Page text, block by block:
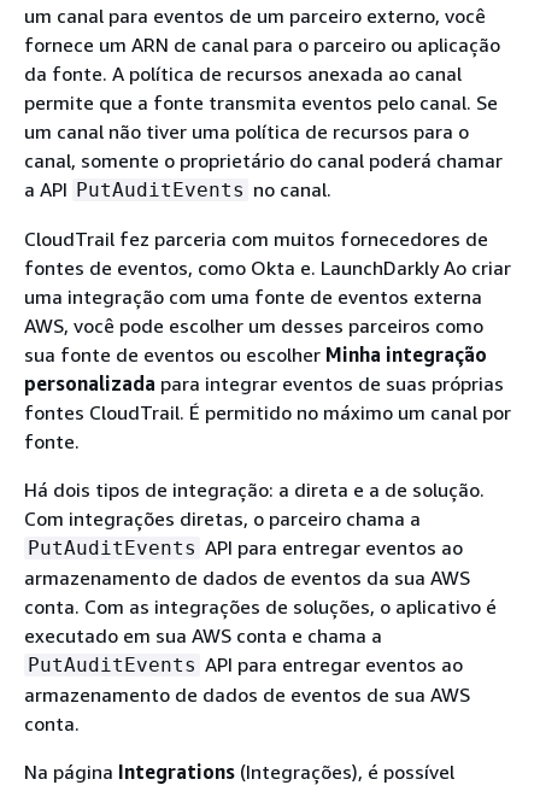
um canal para eventos de um parceiro externo, você
fornece um ARN de canal para o parceiro ou aplicação
da fonte. A política de recursos anexada ao canal
permite que a fonte transmita eventos pelo canal. Se
um canal não tiver uma política de recursos para o
canal, somente o proprietário do canal poderá chamar
a API PutAuditEvents no canal.
CloudTrail fez parceria com muitos fornecedores de
fontes de eventos, como Okta e. LaunchDarkly Ao criar
uma integração com uma fonte de eventos externa
AWS, você pode escolher um desses parceiros como
sua fonte de eventos ou escolher Minha integração
personalizada para integrar eventos de suas próprias
fontes CloudTrail. É permitido no máximo um canal por
fonte.
Há dois tipos de integração: a direta e a de solução.
Com integrações diretas, o parceiro chama a
PutAuditEvents API para entregar eventos ao
armazenamento de dados de eventos da sua AWS
conta. Com as integrações de soluções, o aplicativo é
executado em sua AWS conta e chama a
PutAuditEvents API para entregar eventos ao
armazenamento de dados de eventos de sua AWS
conta.
Na página Integrations (Integrações), é possível